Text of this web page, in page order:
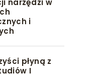
narzędzi w
i
płyną z
I